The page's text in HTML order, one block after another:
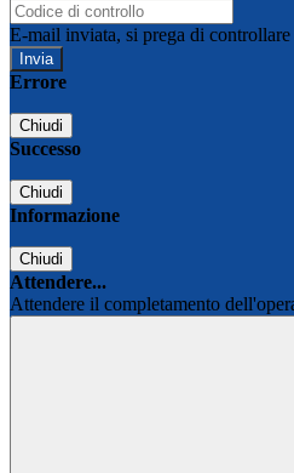
E-mail inviata, si prega di
Errore
Chiudi
Successo
Chiudi
Informazione
Chiudi
Attendere...
Attendere il completamento